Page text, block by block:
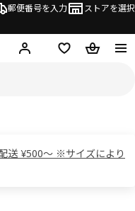
郵便番号を入力 ストアを選択
ログイン・新規入会
欲しいものリスト
カート
送 ¥500～ ※サイズにより